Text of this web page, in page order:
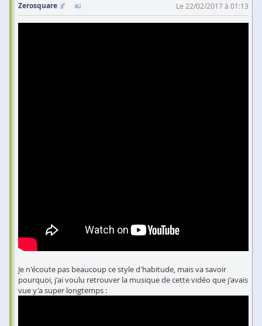
Zerosquare
Le 22/02/2017 à 01:13
Je n'écoute pas beaucoup ce style d'habitude, mais va savoir
pourquoi, j'ai voulu retrouver la musique de cette vidéo que j'avais
vue y'a super longtemps :